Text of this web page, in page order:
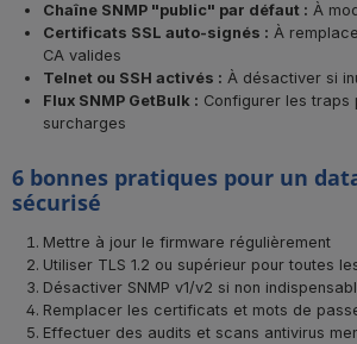
Chaîne SNMP "public" par défaut : À
Certificats SSL auto-signés : À
CA valides
Telnet ou SSH activés : À désactiver si
Flux SNMP GetBulk : Configurer les traps
surcharges
6 bonnes pratiques pour un
sécurisé
Mettre à jour le firmware régulièrement
Utiliser TLS 1.2 ou supérieur pour toutes
Désactiver SNMP v1/v2 si non
Remplacer les certificats et mots de
Effectuer des audits et scans antivirus